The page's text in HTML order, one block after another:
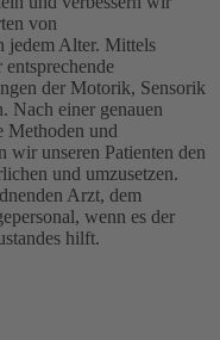
von
jedem Alter. Mittels
der Motorik, Sensorik
Nach einer genauen
Methoden und
wir unseren Patienten den
und umzusetzen.
Arzt, dem
wenn es der
hilft.